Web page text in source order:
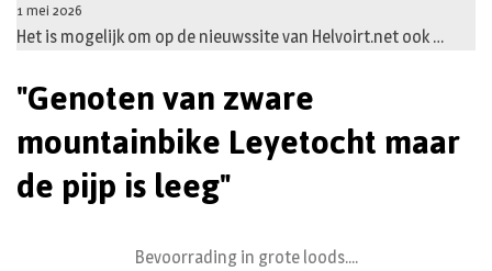
1 mei 2026
Het is mogelijk om op de nieuwssite van Helvoirt.net ook …
"Genoten van zware
mountainbike Leyetocht maar
de pijp is leeg"
Bevoorrading in grote loods....